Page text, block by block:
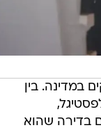
במדינה. בין
בדירה שהוא